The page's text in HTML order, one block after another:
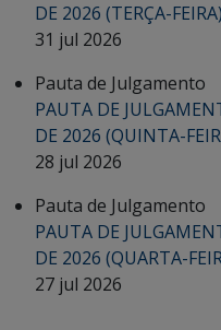
DE 2026 (TERÇA-
31 jul 2026
Pauta de Julgamento
PAUTA DE
DE 2026 (QUINTA-
28 jul 2026
Pauta de Julgamento
PAUTA DE
DE 2026 (QUARTA-
27 jul 2026